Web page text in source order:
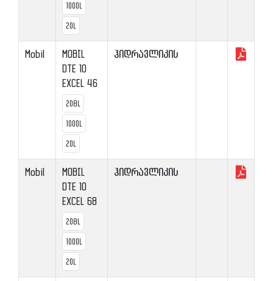
1000L
20L
Mobil
MOBIL
DTE 10
EXCEL 46
208L
1000L
20L
ჰიდრავლიკის
Mobil
MOBIL
DTE 10
EXCEL 68
208L
1000L
20L
ჰიდრავლიკის